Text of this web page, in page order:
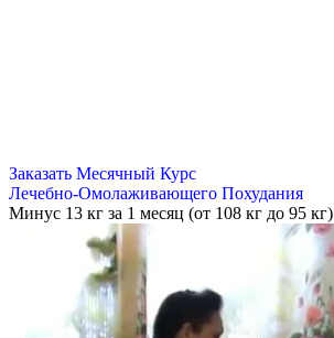
Заказать Месячный Курс
Лечебно-Омолаживающего Похудания
Минус 13 кг за 1 месяц (от 108 кг до 95 кг)